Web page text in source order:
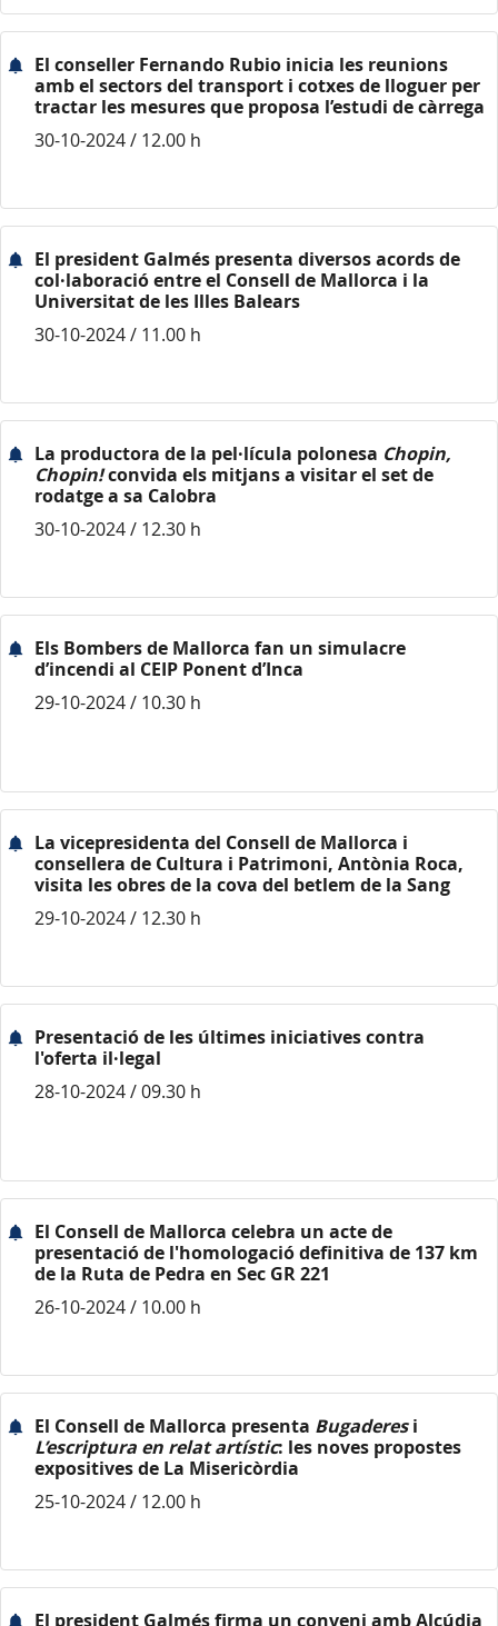
El conseller Fernando Rubio inicia les reunions
amb el sectors del transport i cotxes de lloguer per
tractar les mesures que proposa l’estudi de càrrega
30-10-2024 / 12.00 h
El president Galmés presenta diversos acords de
col·laboració entre el Consell de Mallorca i la
Universitat de les Illes Balears
30-10-2024 / 11.00 h
La productora de la pel·lícula polonesa Chopin,
Chopin!convida els mitjans a visitar el set de
rodatge a sa Calobra
30-10-2024 / 12.30 h
Els Bombers de Mallorca fan un simulacre
d’incendi al CEIP Ponent d’Inca
29-10-2024 / 10.30 h
La vicepresidenta del Consell de Mallorca i
consellera de Cultura i Patrimoni, Antònia Roca,
visita les obres de la cova del betlem de la Sang
29-10-2024 / 12.30 h
Presentació de les últimes iniciatives contra
l'oferta il·legal
28-10-2024 / 09.30 h
El Consell de Mallorca celebra un acte de
presentació de l'homologació definitiva de 137 km
de la Ruta de Pedra en Sec GR 221
26-10-2024 / 10.00 h
El Consell de Mallorca presenta Bugaderesi
L’escriptura en relat artístic: les noves propostes
expositives de La Misericòrdia
25-10-2024 / 12.00 h
El president Galmés firma un conveni amb Alcúdia